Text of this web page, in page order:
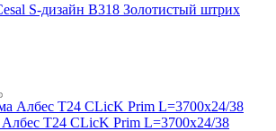
S-дизайн В318 Золотистый штрих
Албес T24 CLicK Prim L=3700х24/38